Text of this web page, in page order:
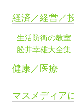
経済／経営／
生活防衛の教室
舩井幸雄大全集
健康／医療
マスメディア